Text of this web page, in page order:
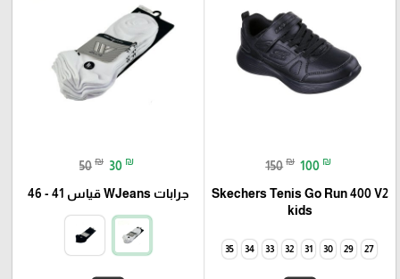
150 ₪ 100 ₪
Skechers Tenis Go Run 400 V2
kids
27
29
30
31
32
33
34
35
50 ₪ 30 ₪
جرابات WJeans قياس 41 - 46